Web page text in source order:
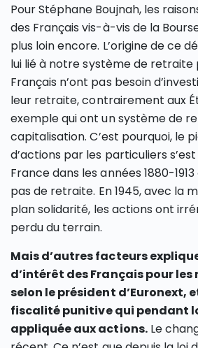
Pour Stéphane Boujnah, les
des Français vis-à-vis de la
plus loin encore. L’origine de ce
lui lié à notre système de retraite
Français n’ont pas besoin
leur retraite, contrairement aux
exemple qui ont un système de
capitalisation. C’est pourquoi, le
d’actions par les particuliers
France dans les années 1880-
pas de retraite. En 1945, avec la
plan solidarité, les actions ont
perdu du terrain.
Mais d’autres facteurs
d’intérêt des Français pour
selon le président d’Euronext,
fiscalité punitive qui pendant
appliquée aux actions.Le